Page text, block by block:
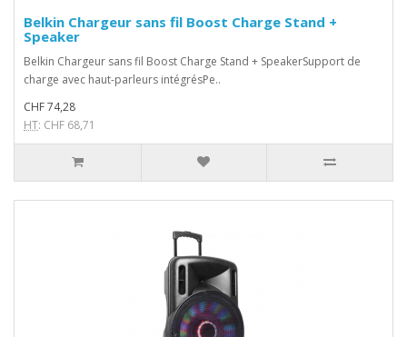
Belkin Chargeur sans fil Boost Charge Stand +
Speaker
Belkin Chargeur sans fil Boost Charge Stand + SpeakerSupport de
charge avec haut-parleurs intégrésPe..
CHF 74,28
HT: CHF 68,71